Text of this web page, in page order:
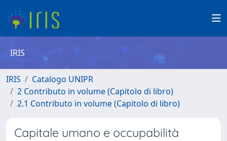
IRIS
IRIS
Catalogo UNIPR
2 Contributo in volume (Capitolo di libro)
2.1 Contributo in volume (Capitolo di libro)
Capitale umano e occupabilità